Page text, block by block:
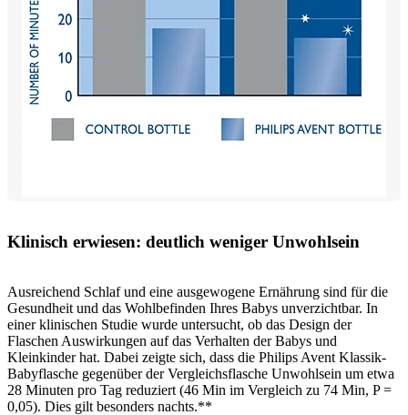
Klinisch erwiesen: deutlich weniger Unwohlsein
Ausreichend Schlaf und eine ausgewogene Ernährung sind für die
Gesundheit und das Wohlbefinden Ihres Babys unverzichtbar. In
einer klinischen Studie wurde untersucht, ob das Design der
Flaschen Auswirkungen auf das Verhalten der Babys und
Kleinkinder hat. Dabei zeigte sich, dass die Philips Avent Klassik-
Babyflasche gegenüber der Vergleichsflasche Unwohlsein um etwa
28 Minuten pro Tag reduziert (46 Min im Vergleich zu 74 Min, P =
0,05). Dies gilt besonders nachts.**